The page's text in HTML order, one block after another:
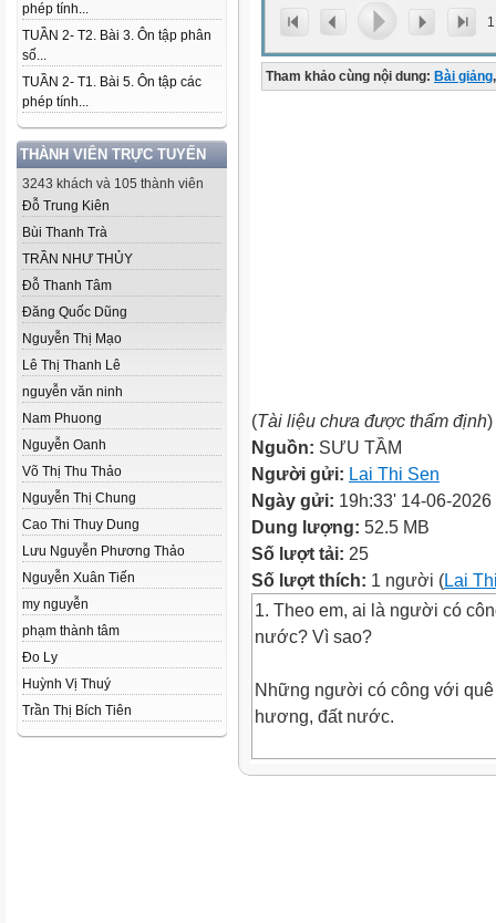
phép tính...
TUẦN 2- T2. Bài 3. Ôn tập phân
số...
TUẦN 2- T1. Bài 5. Ôn tập các
phép tính...
THÀNH VIÊN TRỰC TUYẾN
3243 khách và 105 thành viên
Đỗ Trung Kiên
Bùi Thanh Trà
TRẦN NHƯ THỦY
Đỗ Thanh Tâm
Đăng Quốc Dũng
Nguyễn Thị Mạo
Lê Thị Thanh Lê
nguyễn văn ninh
Nam Phuong
Nguyễn Oanh
Võ Thị Thu Thảo
Nguyễn Thị Chung
Cao Thi Thuy Dung
Lưu Nguyễn Phương Thảo
Nguyễn Xuân Tiến
my nguyễn
phạm thành tâm
Đo Ly
Huỳnh Vị Thuý
Trần Thị Bích Tiên
1
Tham khảo cùng nội dung: Bài giảng,
(Tài liệu chưa được thẩm định)
Nguồn: SƯU TẦM
Người gửi: Lai Thi Sen
Ngày gửi: 19h:33' 14-06-2026
Dung lượng: 52.5 MB
Số lượt tải: 25
Số lượt thích: 1 người (Lai
1. Theo em, ai là người có
nước? Vì sao?
Những người có công với quê
hương, đất nước.